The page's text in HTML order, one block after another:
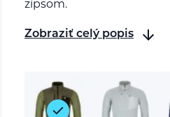
zipsom.
Zobraziť celý popis